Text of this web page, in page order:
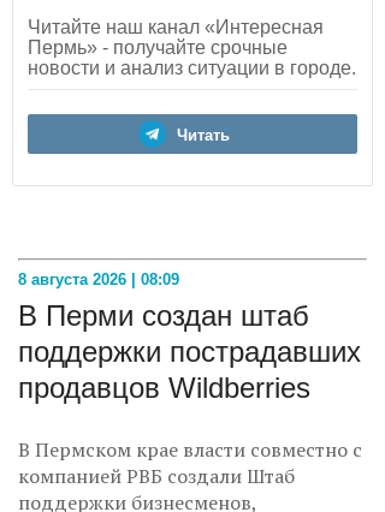
Читайте наш канал «Интересная
Пермь» - получайте срочные
новости и анализ ситуации в городе.
Читать
8 августа 2026 | 08:09
В Перми создан штаб
поддержки пострадавших
продавцов Wildberries
В Пермском крае власти совместно с
компанией РВБ создали Штаб
поддержки бизнесменов,